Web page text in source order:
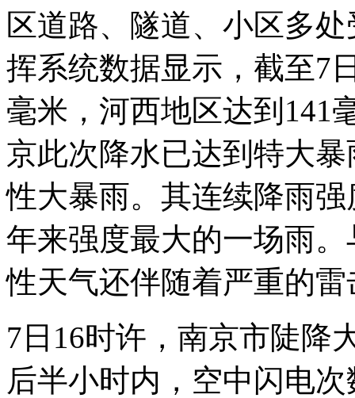
区道路、隧道、小区多
挥系统数据显示，截至7
毫米，河西地区达到141
京此次降水已达到特大
性大暴雨。其连续降雨
年来强度最大的一场雨
性天气还伴随着严重的
7日16时许，南京市陡降
后半小时内，空中闪电